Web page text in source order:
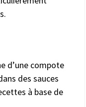
d’une compote
des sauces
à base de